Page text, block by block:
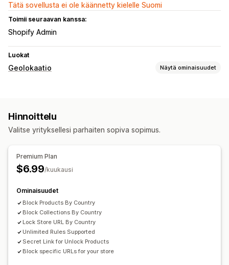
Tätä sovellusta ei ole käännetty kielelle Suomi
Toimii seuraavan kanssa:
Shopify Admin
Luokat
Geolokaatio Näytä ominaisuudet
Manuaalinen uudelleenohjaus
Hinnoittelu
Valitse yrityksellesi parhaiten sopiva sopimus.
Premium Plan
$6.99/kuukausi
Ominaisuudet
Block Products By Country
Block Collections By Country
Lock Store URL By Country
Unlimited Rules Supported
Secret Link for Unlock Products
Block specific URLs for your store